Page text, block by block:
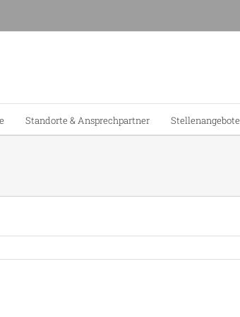
Standorte & Ansprechpartner Stellenangebote